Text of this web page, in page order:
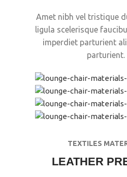
Amet nibh vel tristique
ligula scelerisque
imperdiet parturient
parturient.
TEXTILES
LEATHER